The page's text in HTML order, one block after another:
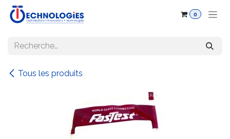
Se rendre au contenu
0
Tous les produits